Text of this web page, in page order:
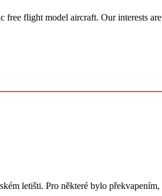
free flight model aircraft. Our interests
letišti. Pro některé bylo